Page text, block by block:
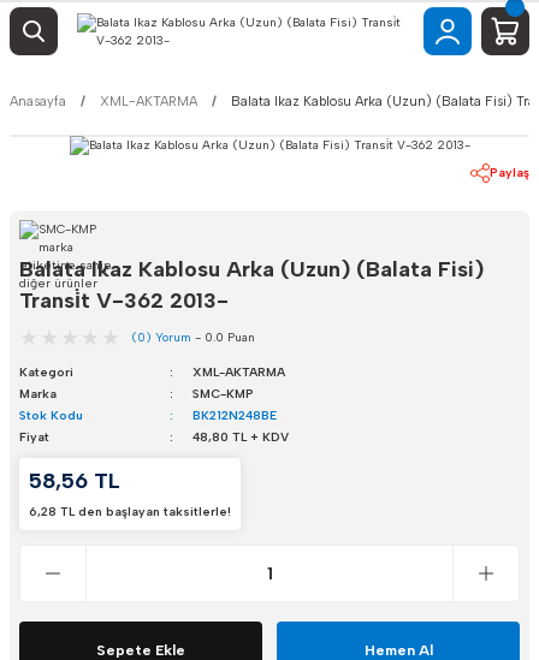
Anasayfa XML-AKTARMA Balata Ikaz Kablosu Arka (Uzun) (Balata Fisi)
Paylaş
Balata Ikaz Kablosu Arka (Uzun) (Balata Fisi)
Transi̇t V-362 2013-
(0) Yorum - 0.0 Puan
Kategori
XML-AKTARMA
Marka
SMC-KMP
Stok Kodu
BK212N248BE
Fiyat
48,80 TL + KDV
58,56 TL
6,28 TL den başlayan taksitlerle!
Sepete Ekle Hemen Al